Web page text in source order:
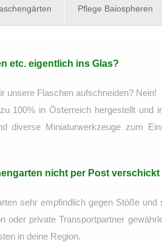
Pflege Baiospheren
etc. eigentlich ins Glas?
unsere Flaschen aufschneiden? Nein!
100% in Österreich hergestellt und
diverse Miniaturwerkzeuge zum
nicht per Post verschickt
sehr empfindlich gegen Stöße
oder private Transportpartner
in deine Region.